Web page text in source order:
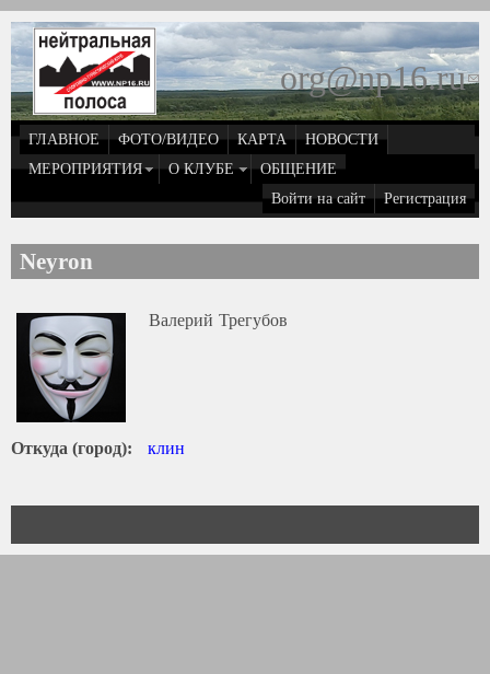
Перейти к основному содержанию
org@np16.ru
ГЛАВНОЕ ФОТО/ВИДЕО КАРТА
НОВОСТИ
МЕРОПРИЯТИЯ
О КЛУБЕ
ОБЩЕНИЕ
Войти на сайт
Регистрация
Neyron
Валерий Трегубов
Откуда (город): клин